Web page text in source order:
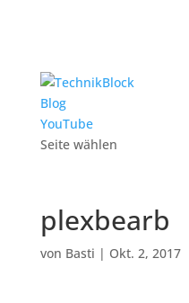
Blog
YouTube
Seite wählen
plexbearb
von Basti | Okt. 2, 2017